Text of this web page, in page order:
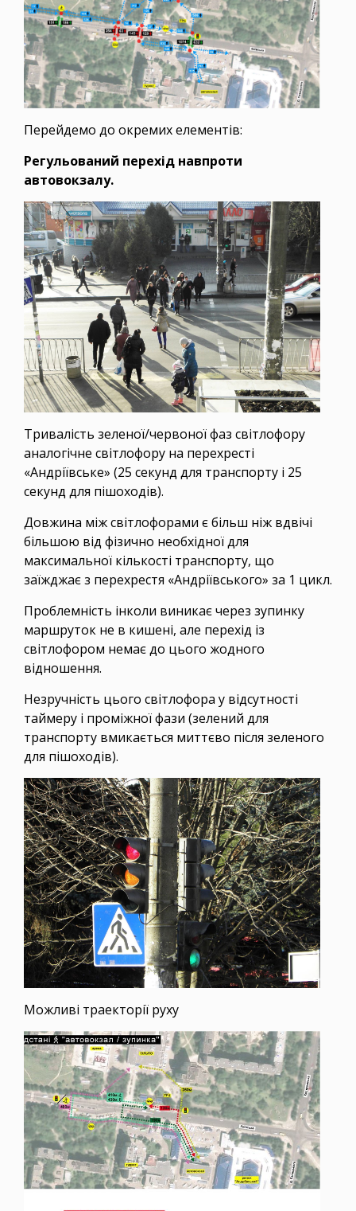
Перейдемо до окремих елементів:
Регульований перехід навпроти
автовокзалу.
Тривалість зеленої/червоної фаз світлофору
аналогічне світлофору на перехресті
«Андріївське» (25 секунд для транспорту і 25
секунд для пішоходів).
Довжина між світлофорами є більш ніж вдвічі
більшою від фізично необхідної для
максимальної кількості транспорту, що
заїжджає з перехрестя «Андріївського» за 1 цикл.
Проблемність інколи виникає через зупинку
маршруток не в кишені, але перехід із
світлофором немає до цього жодного
відношення.
Незручність цього світлофора у відсутності
таймеру і проміжної фази (зелений для
транспорту вмикається миттєво після зеленого
для пішоходів).
Можливі траекторії руху